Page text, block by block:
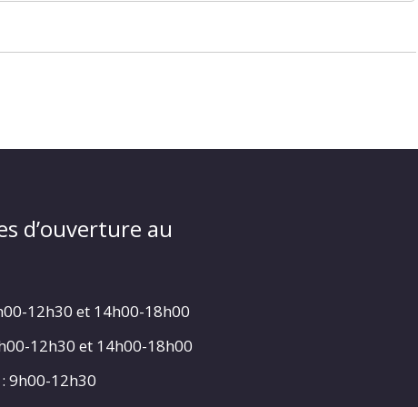
d’ouverture au
12h30 et 14h00-18h00
12h30 et 14h00-18h00
9h00-12h30